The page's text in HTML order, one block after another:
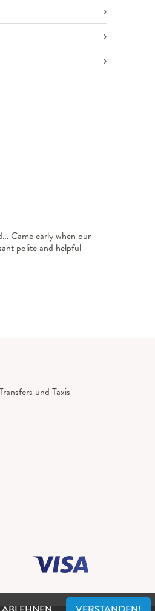
Came early when our
polite and helpful
und Taxis